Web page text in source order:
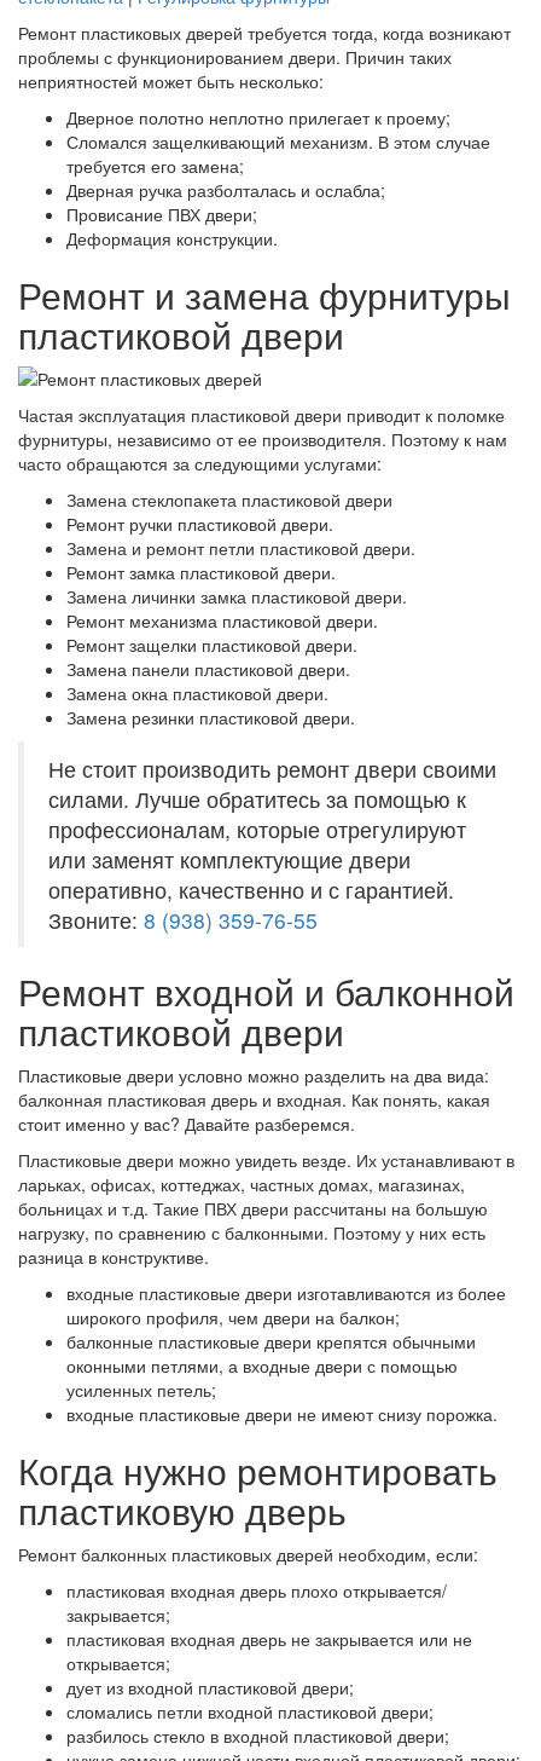
Ремонт пластиковых дверей требуется тогда, когда возникают
проблемы с функционированием двери. Причин таких
неприятностей может быть несколько:
Дверное полотно неплотно прилегает к проему;
Сломался защелкивающий механизм. В этом случае
требуется его замена;
Дверная ручка разболталась и ослабла;
Провисание ПВХ двери;
Деформация конструкции.
Ремонт и замена фурнитуры
пластиковой двери
Частая эксплуатация пластиковой двери приводит к поломке
фурнитуры, независимо от ее производителя. Поэтому к нам
часто обращаются за следующими услугами:
Замена стеклопакета пластиковой двери
Ремонт ручки пластиковой двери.
Замена и ремонт петли пластиковой двери.
Ремонт замка пластиковой двери.
Замена личинки замка пластиковой двери.
Ремонт механизма пластиковой двери.
Ремонт защелки пластиковой двери.
Замена панели пластиковой двери.
Замена окна пластиковой двери.
Замена резинки пластиковой двери.
Не стоит производить ремонт двери своими
силами. Лучше обратитесь за помощью к
профессионалам, которые отрегулируют
или заменят комплектующие двери
оперативно, качественно и с гарантией.
Звоните: 8 (938) 359-76-55
Ремонт входной и балконной
пластиковой двери
Пластиковые двери условно можно разделить на два вида:
балконная пластиковая дверь и входная. Как понять, какая
стоит именно у вас? Давайте разберемся.
Пластиковые двери можно увидеть везде. Их устанавливают в
ларьках, офисах, коттеджах, частных домах, магазинах,
больницах и т.д. Такие ПВХ двери рассчитаны на большую
нагрузку, по сравнению с балконными. Поэтому у них есть
разница в конструктиве.
входные пластиковые двери изготавливаются из более
широкого профиля, чем двери на балкон;
балконные пластиковые двери крепятся обычными
оконными петлями, а входные двери с помощью
усиленных петель;
входные пластиковые двери не имеют снизу порожка.
Когда нужно ремонтировать
пластиковую дверь
Ремонт балконных пластиковых дверей необходим, если:
пластиковая входная дверь плохо открывается/
закрывается;
пластиковая входная дверь не закрывается или не
открывается;
дует из входной пластиковой двери;
сломались петли входной пластиковой двери;
разбилось стекло в входной пластиковой двери;